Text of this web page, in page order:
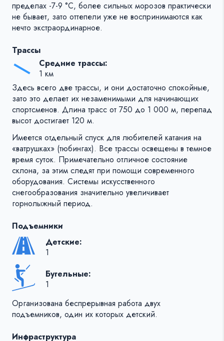
пределах -7-9 °C, более сильных морозов практически
не бывает, зато оттепели уже не воспринимаются как
нечто экстраординарное.
Трассы
Средние трассы:
1 км
Здесь всего две трассы, и они достаточно спокойные,
зато это делает их незаменимыми для начинающих
спортсменов. Длина трасс от 750 до 1 000 м, перепад
высот достигает 120 м.
Имеется отдельный спуск для любителей катания на
«ватрушках» (тюбингах). Все трассы освещены в темное
время суток. Примечательно отличное состояние
склона, за этим следят при помощи современного
оборудования. Системы искусственного
снегообразования значительно увеличивает
горнолыжный период.
Подъемники
Детские:
1
Бугельные:
1
Организована беспрерывная работа двух
подъемников, один их которых детский.
Инфраструктура